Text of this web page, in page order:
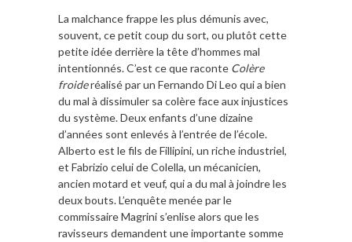
La malchance frappe les plus démunis avec,
souvent, ce petit coup du sort, ou plutôt cette
petite idée derrière la tête d’hommes mal
intentionnés. C’est ce que raconte Colère
froideréalisé par un Fernando Di Leo qui a bien
du mal à dissimuler sa colère face aux injustices
du système. Deux enfants d’une dizaine
d’années sont enlevés à l’entrée de l’école.
Alberto est le fils de Fillipini, un riche industriel,
et Fabrizio celui de Colella, un mécanicien,
ancien motard et veuf, qui a du mal à joindre les
deux bouts. L’enquête menée par le
commissaire Magrini s’enlise alors que les
ravisseurs demandent une importante somme